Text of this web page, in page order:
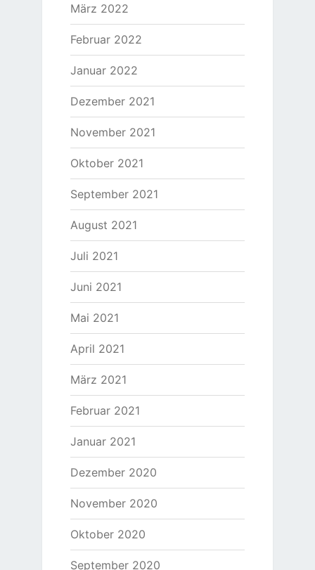
März 2022
Februar 2022
Januar 2022
Dezember 2021
November 2021
Oktober 2021
September 2021
August 2021
Juli 2021
Juni 2021
Mai 2021
April 2021
März 2021
Februar 2021
Januar 2021
Dezember 2020
November 2020
Oktober 2020
September 2020